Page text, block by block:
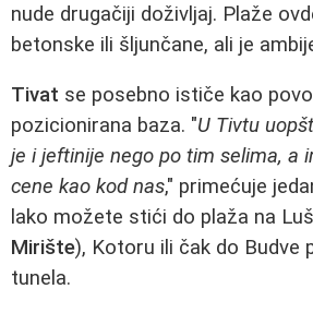
nude drugačiji doživljaj. Plaže
betonske ili šljunčane, ali je
Tivat se posebno ističe kao
pozicionirana baza. "U Tivtu
je i jeftinije nego po tim selima, a
cene kao kod nas," primećuje
lako možete stići do plaža na
Mirište), Kotoru ili čak do Budve
tunela.